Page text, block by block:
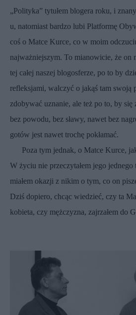
„Polityka” tytułem blogera roku, i
u, natomiast bardzo lubi Platformę
coś o Matce Kurce, co w moim
najważniejszym. To mianowicie, że on
tej całej naszej blogosferze, po to by
refleksjami, walczyć o jakąś tam swoją
zdobywać uznanie, ale też po to, by się
bez powodu, bez sławy, nawet bez
gotów jest nawet trochę pokłamać.
Poza tym jednak, o Matce Kurce,
W życiu nie przeczytałem jego
miałem okazji z nikim o tym, co on
Dziś dopiero, chcąc wiedzieć, czy ta
kobieta, czy mężczyzna, zajrzałem do